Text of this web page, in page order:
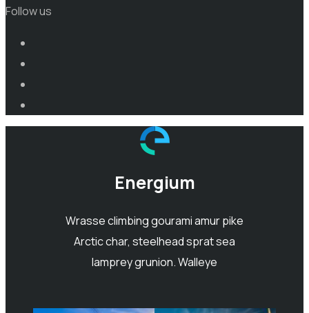
Follow us
Energium
Wrasse climbing gourami amur pike
Arctic char, steelhead sprat sea
lamprey grunion. Walleye